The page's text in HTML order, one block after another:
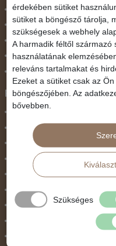
Október 23.
Pünkösdi utazás
Szilveszter
Tavaszi szünet
Valentin nap
Programtípus
Belépőjegy
Egyéni út
Egzotikus út
Fesztiválok
Golfút
Gyalogtúra
érdekében sütiket
sütiket a böngésző tárolja,
szükségesek a webhely
A harmadik féltől
használatának
releváns tartalmakat és
Ezeket a sütiket csak az
böngészőjében. Az
bővebben.
Szükséges